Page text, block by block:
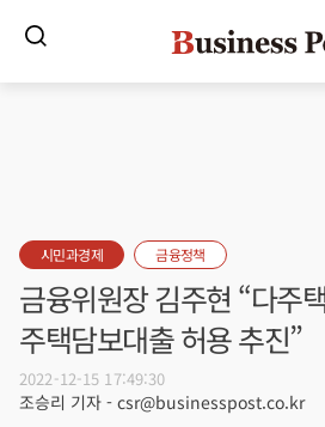
시민과경제 금융정책
금융위원장 김주현 “다주
주택담보대출 허용 추진”
2022-12-15 17:49:30
조승리 기자 - csr@businesspost.co.kr